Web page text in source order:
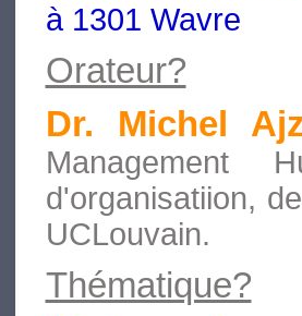
à 1301 Wavre
Orateur?
Dr. Michel
Management
d'organisatiion,
UCLouvain.
Thématique?